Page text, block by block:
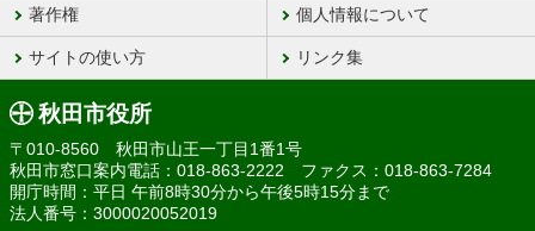
著作権 個人情報について
サイトの使い方 リンク集
秋田市役所
〒010-8560 秋田市山王一丁目1番1号
秋田市窓口案内電話：018-863-2222 ファクス：018-863-7284
開庁時間：平日 午前8時30分から午後5時15分まで
法人番号：3000020052019